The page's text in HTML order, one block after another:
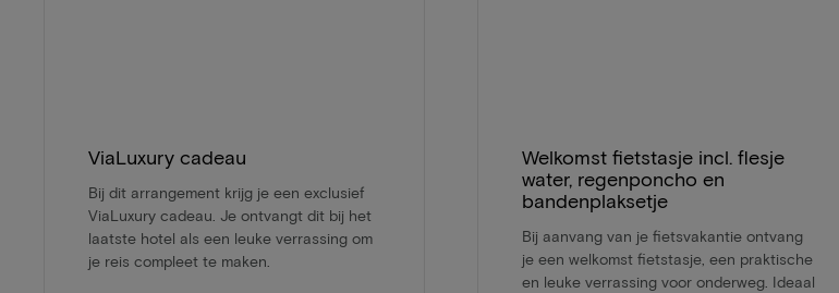
ViaLuxury cadeau
Bij dit arrangement krijg je een exclusief
ViaLuxury cadeau. Je ontvangt dit bij het
laatste hotel als een leuke verrassing om
je reis compleet te maken.
Welkomst fietstasje incl. flesje
water, regenponcho en
bandenplaksetje
Bij aanvang van je fietsvakantie ontvang
je een welkomst fietstasje, een praktische
en leuke verrassing voor onderweg. Ideaal